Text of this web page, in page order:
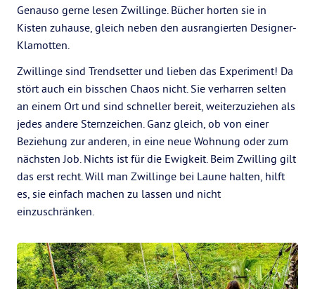
Genauso gerne lesen Zwillinge. Bücher horten sie in
Kisten zuhause, gleich neben den ausrangierten Designer-
Klamotten.
Zwillinge sind Trendsetter und lieben das Experiment! Da
stört auch ein bisschen Chaos nicht. Sie verharren selten
an einem Ort und sind schneller bereit, weiterzuziehen als
jedes andere Sternzeichen. Ganz gleich, ob von einer
Beziehung zur anderen, in eine neue Wohnung oder zum
nächsten Job. Nichts ist für die Ewigkeit. Beim Zwilling gilt
das erst recht. Will man Zwillinge bei Laune halten, hilft
es, sie einfach machen zu lassen und nicht
einzuschränken.